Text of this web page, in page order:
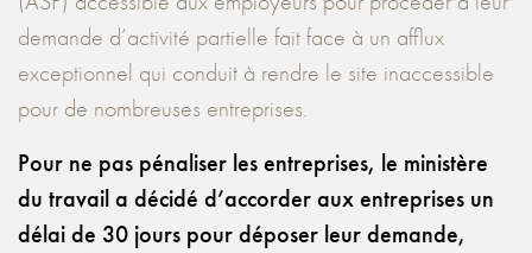
demande d’activité partielle fait face à un afflux
exceptionnel qui conduit à rendre le site inaccessible
pour de nombreuses entreprises.
Pour ne pas pénaliser les entreprises, le ministère
du travail a décidé d’accorder aux entreprises un
délai de 30 jours pour déposer leur demande,